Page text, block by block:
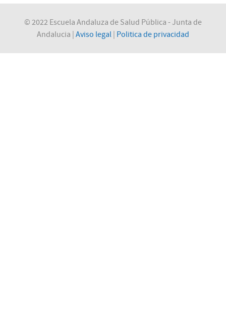
© 2022 Escuela Andaluza de Salud Pública - Junta de
Andalucia | Aviso legal Politica de privacidad